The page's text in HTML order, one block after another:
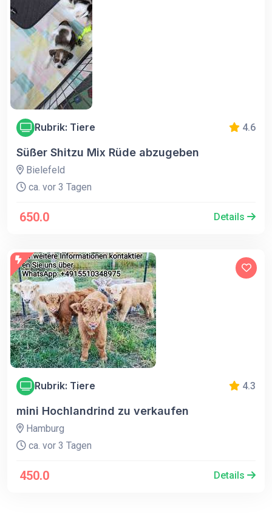
Rubrik: Tiere 4.6
Süßer Shitzu Mix Rüde abzugeben
Bielefeld
ca. vor 3 Tagen
650.0 Details
Rubrik: Tiere 4.3
mini Hochlandrind zu verkaufen
Hamburg
ca. vor 3 Tagen
450.0 Details